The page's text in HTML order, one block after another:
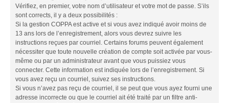
Vérifiez, en premier, votre nom d’utilisateur et votre mot de passe. S’ils
sont corrects, il y a deux possibilités :
Si la gestion COPPA est active et si vous avez indiqué avoir moins de
13 ans lors de l’enregistrement, alors vous devrez suivre les
instructions reçues par courriel. Certains forums peuvent également
nécessiter que toute nouvelle création de compte soit activée par vous-
même ou par un administrateur avant que vous puissiez vous
connecter. Cette information est indiquée lors de l’enregistrement. Si
vous avez reçu un courriel, suivez ses instructions.
Si vous n’avez pas reçu de courriel, il se peut que vous ayez fourni une
adresse incorrecte ou que le courriel ait été traité par un filtre anti-